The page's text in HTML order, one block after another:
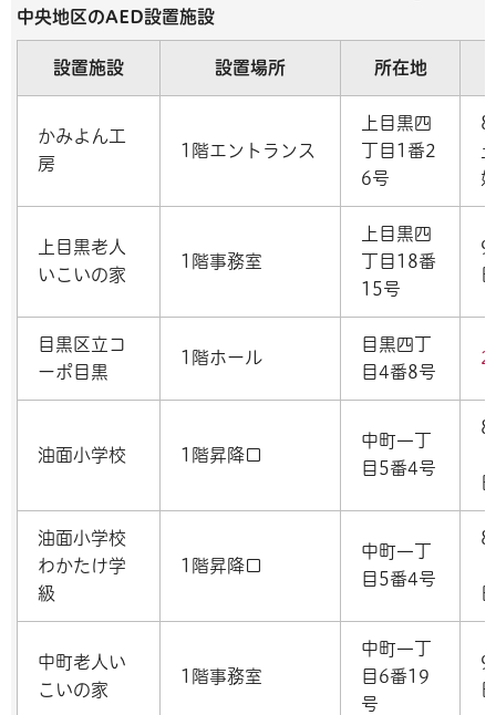
中央地区のAED設置施設
設置施設 設置場所 所在地
かみよん工
房
1階エントランス
上目黒四
丁目1番2
6号
8
上目黒老人
いこいの家
1階事務室
上目黒四
丁目18番
15号
9
目黒区立コ
ーポ目黒
1階ホール
目黒四丁
目4番8号
油面小学校 1階昇降口
中町一丁
目5番4号
8
油面小学校
わかたけ学
級
1階昇降口
中町一丁
目5番4号
8
中町老人い
こいの家
1階事務室
中町一丁
目6番19
号
9